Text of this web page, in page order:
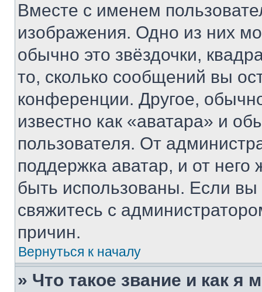
Вместе с именем
изображения. Одно из них
обычно это звёздочки,
то, сколько сообщений вы
конференции. Другое,
известно как «аватара» и
пользователя. От
поддержка аватар, и от него
быть использованы. Если
свяжитесь с
причин.
Вернуться к началу
» Что такое звание и как я